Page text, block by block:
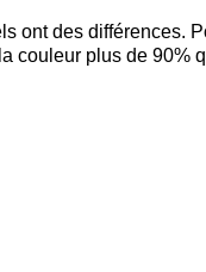
ont des différences.
couleur plus de 90%